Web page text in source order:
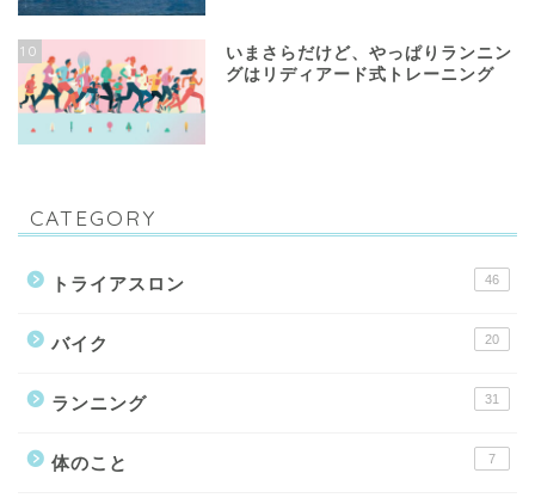
10
いまさらだけど、やっぱりランニン
グはリディアード式トレーニング
CATEGORY
トライアスロン 46
バイク 20
ランニング 31
体のこと 7